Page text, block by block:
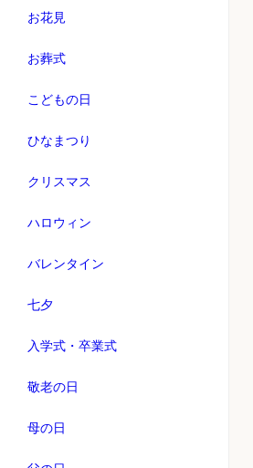
お花見
お葬式
こどもの日
ひなまつり
クリスマス
ハロウィン
バレンタイン
七夕
入学式・卒業式
敬老の日
母の日